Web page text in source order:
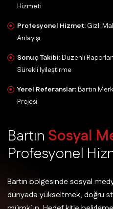
Hizmeti
Profesyonel Hizmet: Gizli
Anlayışı
Sonuç Takibi:Düzenli
Sürekli Iyileştirme
Yerel Referanslar:Bartın
Projesi
Bartın Sosyal M
Profesyonel Hiz
Bartın bölgesinde sosyal
dünyada yükseltmek, doğru